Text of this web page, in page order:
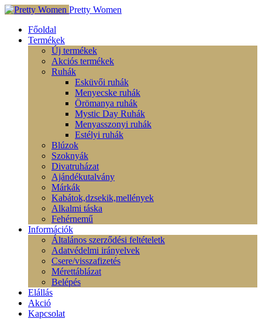
Pretty Women
Főoldal
Termékek
Új termékek
Akciós termékek
Ruhák
Esküvői ruhák
Menyecske ruhák
Örömanya ruhák
Mystic Day Ruhák
Menyasszonyi ruhák
Estélyi ruhák
Blúzok
Szoknyák
Divatruházat
Ajándékutalvány
Márkák
Kabátok,dzsekik,mellények
Alkalmi táska
Fehérnemű
Információk
Általános szerződési feltételetk
Adatvédelmi irányelvek
Csere/visszafizetés
Mérettáblázat
Belépés
Elállás
Akció
Kapcsolat